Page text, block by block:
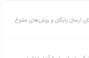
ارسال رایگان و روش‌های متنوع